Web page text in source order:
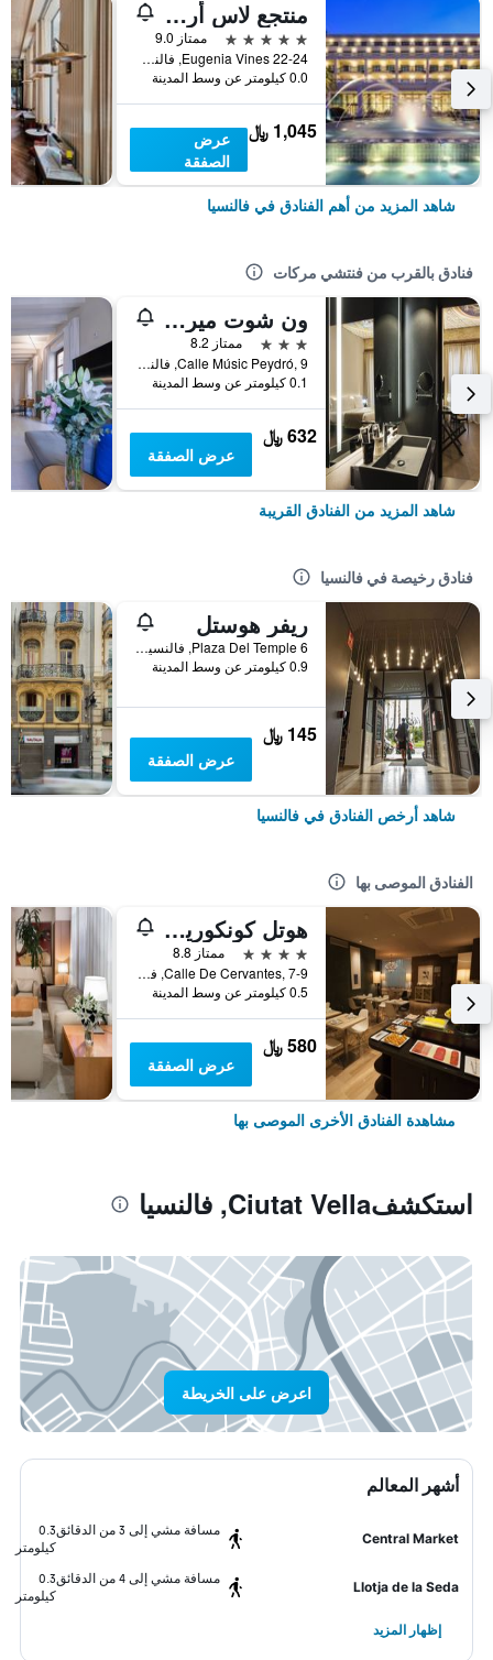
منتجع لاس أريناس بالنياريو
5 نجوم
ممتاز 9.0
Eugenia Vines 22-24, فالنسيا, منطقة بلنسية, أسبانيا
0.0 كيلومتر عن وسط المدينة
1,045 ﷼
عرض
الصفقة
شاهد المزيد من أهم الفنادق في فالنسيا
فنادق بالقرب من فنتشي مركات
ون شوت ميركات
3 نجوم
ممتاز 8.2
Calle Músic Peydró, 9, فالنسيا, منطقة بلنسية, أسبانيا
0.1 كيلومتر عن وسط المدينة
632 ﷼
عرض الصفقة
شاهد المزيد من الفنادق القريبة
فنادق رخيصة في فالنسيا
ريفر هوستل
Plaza Del Temple 6, فالنسيا, منطقة بلنسية, أسبانيا
0.9 كيلومتر عن وسط المدينة
145 ﷼
عرض الصفقة
شاهد أرخص الفنادق في فالنسيا
الفنادق الموصى بها
هوتل كونكوريدور
4 نجوم
ممتاز 8.8
Calle De Cervantes, 7-9, فالنسيا, منطقة بلنسية, أسبانيا
0.5 كيلومتر عن وسط المدينة
580 ﷼
عرض الصفقة
مشاهدة الفنادق الأخرى الموصى بها
استكشفCiutat Vella, فالنسيا
اعرض على الخريطة
أشهر المعالم
Central Market
مسافة مشي إلى 3 من الدقائق
0.3
كيلومتر
Llotja de la Seda
مسافة مشي إلى 4 من الدقائق
0.3
كيلومتر
إظهار المزيد